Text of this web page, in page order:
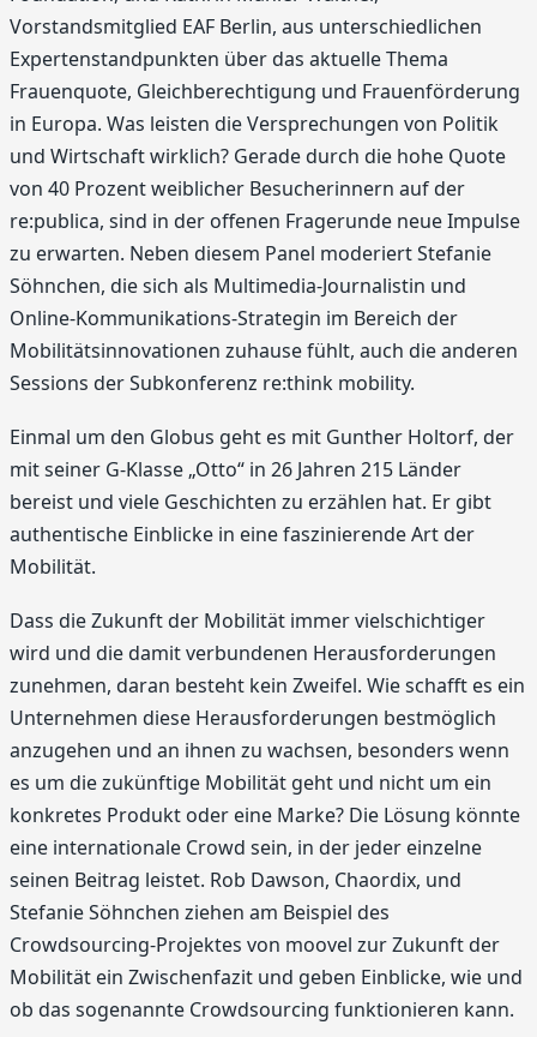
Vorstandsmitglied EAF Berlin, aus unterschiedlichen
Expertenstandpunkten über das aktuelle Thema
Frauenquote, Gleichberechtigung und Frauenförderung
in Europa. Was leisten die Versprechungen von Politik
und Wirtschaft wirklich? Gerade durch die hohe Quote
von 40 Prozent weiblicher Besucherinnern auf der
re:publica, sind in der offenen Fragerunde neue Impulse
zu erwarten. Neben diesem Panel moderiert Stefanie
Söhnchen, die sich als Multimedia-Journalistin und
Online-Kommunikations-Strategin im Bereich der
Mobilitätsinnovationen zuhause fühlt, auch die anderen
Sessions der Subkonferenz re:think mobility.
Einmal um den Globus geht es mit Gunther Holtorf, der
mit seiner G-Klasse „Otto“ in 26 Jahren 215 Länder
bereist und viele Geschichten zu erzählen hat. Er gibt
authentische Einblicke in eine faszinierende Art der
Mobilität.
Dass die Zukunft der Mobilität immer vielschichtiger
wird und die damit verbundenen Herausforderungen
zunehmen, daran besteht kein Zweifel. Wie schafft es ein
Unternehmen diese Herausforderungen bestmöglich
anzugehen und an ihnen zu wachsen, besonders wenn
es um die zukünftige Mobilität geht und nicht um ein
konkretes Produkt oder eine Marke? Die Lösung könnte
eine internationale Crowd sein, in der jeder einzelne
seinen Beitrag leistet. Rob Dawson, Chaordix, und
Stefanie Söhnchen ziehen am Beispiel des
Crowdsourcing-Projektes von moovel zur Zukunft der
Mobilität ein Zwischenfazit und geben Einblicke, wie und
ob das sogenannte Crowdsourcing funktionieren kann.